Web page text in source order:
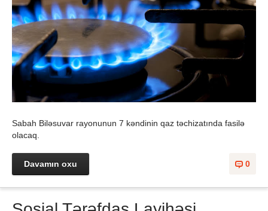
Sabah Biləsuvar rayonunun 7 kəndinin qaz təchizatında fasilə
olacaq.
0
Davamın oxu